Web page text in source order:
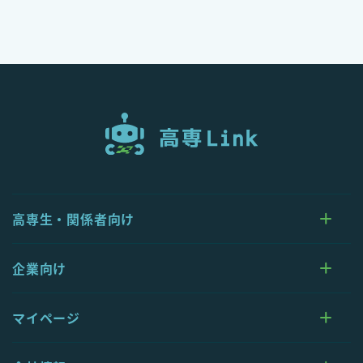
高専生・関係者向け
企業向け
マイページ